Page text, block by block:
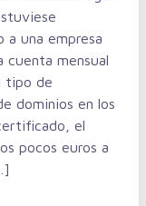
una empresa
mensual
tipo de
dominios en los
el
pocos euros a